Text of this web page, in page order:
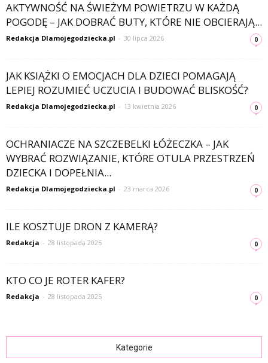
AKTYWNOŚĆ NA ŚWIEŻYM POWIETRZU W KAŻDĄ
POGODĘ – JAK DOBRAĆ BUTY, KTÓRE NIE OBCIERAJĄ...
Redakcja Dlamojegodziecka.pl - 30 lipca 2026 0
JAK KSIĄŻKI O EMOCJACH DLA DZIECI POMAGAJĄ
LEPIEJ ROZUMIEĆ UCZUCIA I BUDOWAĆ BLISKOŚĆ?
Redakcja Dlamojegodziecka.pl - 13 kwietnia 2026 0
OCHRANIACZE NA SZCZEBELKI ŁÓŻECZKA – JAK
WYBRAĆ ROZWIĄZANIE, KTÓRE OTULA PRZESTRZEŃ
DZIECKA I DOPEŁNIA...
Redakcja Dlamojegodziecka.pl - 23 marca 2026 0
ILE KOSZTUJE DRON Z KAMERĄ?
Redakcja - 28 listopada 2025 0
KTO CO JE ROTER KAFER?
Redakcja - 28 listopada 2025 0
Kategorie